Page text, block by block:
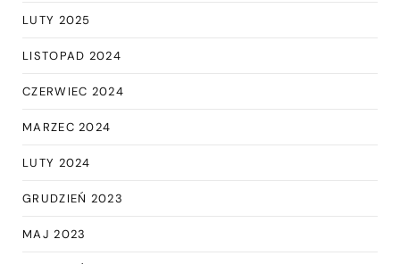
LUTY 2025
LISTOPAD 2024
CZERWIEC 2024
MARZEC 2024
LUTY 2024
GRUDZIEŃ 2023
MAJ 2023